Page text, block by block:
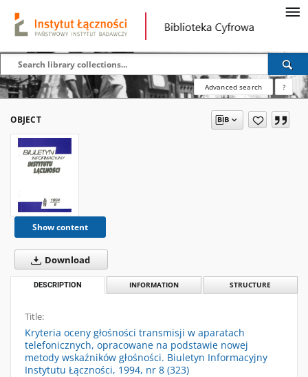
Advanced search ?
OBJECT
Show content
Download
DESCRIPTION INFORMATION STRUCTURE
Title:
Kryteria oceny głośności transmisji w aparatach
telefonicznych, opracowane na podstawie nowej
metody wskaźników głośności. Biuletyn Informacyjny
Instytutu Łączności, 1994, nr 8 (323)